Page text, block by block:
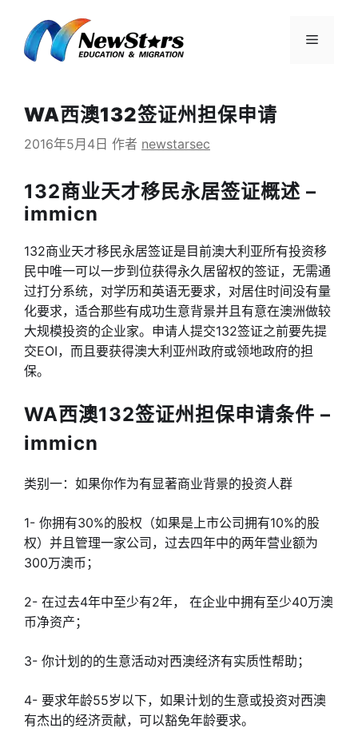
菜
WA西澳132签证州担保申请
2016年5月4日 作者 newstarsec
132商业天才移民永居签证概述 –
immicn
132商业天才移民永居签证是目前澳大利亚所有投资移
民中唯一可以一步到位获得永久居留权的签证，无需通
过打分系统，对学历和英语无要求，对居住时间没有量
化要求，适合那些有成功生意背景并且有意在澳洲做较
大规模投资的企业家。申请人提交132签证之前要先提
交EOI，而且要获得澳大利亚州政府或领地政府的担
保。
WA西澳132签证州担保申请条件 –
immicn
类别一：如果你作为有显著商业背景的投资人群
1- 你拥有30%的股权（如果是上市公司拥有10%的股
权）并且管理一家公司，过去四年中的两年营业额为
300万澳币；
2- 在过去4年中至少有2年， 在企业中拥有至少40万澳
币净资产；
3- 你计划的的生意活动对西澳经济有实质性帮助；
4- 要求年龄55岁以下，如果计划的生意或投资对西澳
有杰出的经济贡献，可以豁免年龄要求。